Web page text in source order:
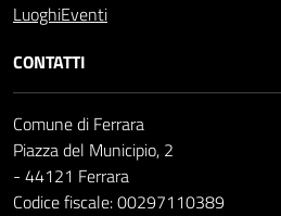
LuoghiEventi
CONTATTI
Comune di Ferrara
Piazza del Municipio, 2
- 44121 Ferrara
Codice fiscale: 00297110389